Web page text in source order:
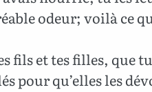
odeur; voilà ce
fils et tes filles, que
pour qu’elles les